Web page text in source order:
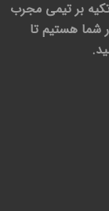
بر تیمی مجرب
شما هستیم تا